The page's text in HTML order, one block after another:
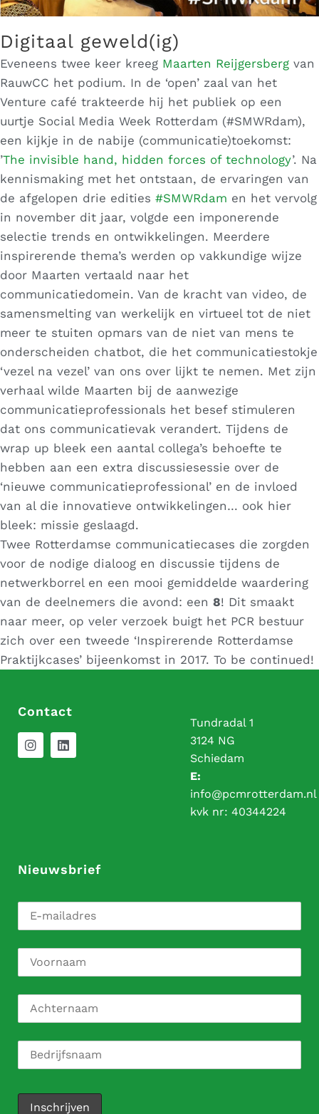
Digitaal geweld(ig)
Eveneens twee keer kreeg Maarten Reijgersberg van
RauwCC het podium. In de ‘open’ zaal van het
Venture café trakteerde hij het publiek op een
uurtje Social Media Week Rotterdam (#SMWRdam),
een kijkje in de nabije (communicatie)toekomst:
’The invisible hand, hidden forces of technology’. Na
kennismaking met het ontstaan, de ervaringen van
de afgelopen drie edities #SMWRdam en het vervolg
in november dit jaar, volgde een imponerende
selectie trends en ontwikkelingen. Meerdere
inspirerende thema’s werden op vakkundige wijze
door Maarten vertaald naar het
communicatiedomein. Van de kracht van video, de
samensmelting van werkelijk en virtueel tot de niet
meer te stuiten opmars van de niet van mens te
onderscheiden chatbot, die het communicatiestokje
‘vezel na vezel’ van ons over lijkt te nemen. Met zijn
verhaal wilde Maarten bij de aanwezige
communicatieprofessionals het besef stimuleren
dat ons communicatievak verandert. Tijdens de
wrap up bleek een aantal collega’s behoefte te
hebben aan een extra discussiesessie over de
‘nieuwe communicatieprofessional’ en de invloed
van al die innovatieve ontwikkelingen… ook hier
bleek: missie geslaagd.
Twee Rotterdamse communicatiecases die zorgden
voor de nodige dialoog en discussie tijdens de
netwerkborrel en een mooi gemiddelde waardering
van de deelnemers die avond: een 8! Dit smaakt
naar meer, op veler verzoek buigt het PCR bestuur
zich over een tweede ‘Inspirerende Rotterdamse
Praktijkcases’ bijeenkomst in 2017. To be continued!
Contact
Tundradal 1
3124 NG
Schiedam
E:
info@pcmrotterdam.nl
kvk nr: 40344224
Nieuwsbrief